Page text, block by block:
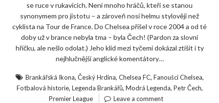
se ruce v rukavicích. Není mnoho hráčů, kteří se stanou
synonymem pro jistotu – a zároveň nosí helmu stylověji než
cyklista na Tour de France. Do Chelsea přišel v roce 2004 a od té
doby už v brance nebyla tma – byla Čech! (Pardon za slovní
hříčku, ale nešlo odolat.) Jeho klid mezi tyčemi dokázal ztišit i ty
nejhlučnější anglické komentátory…
Brankářská Ikona, Český Hrdina, Chelsea FC, Fanoušci Chelsea,
Fotbalová historie, Legenda Brankářů, Modrá Legenda, Petr Čech,
Premier League Leave a comment